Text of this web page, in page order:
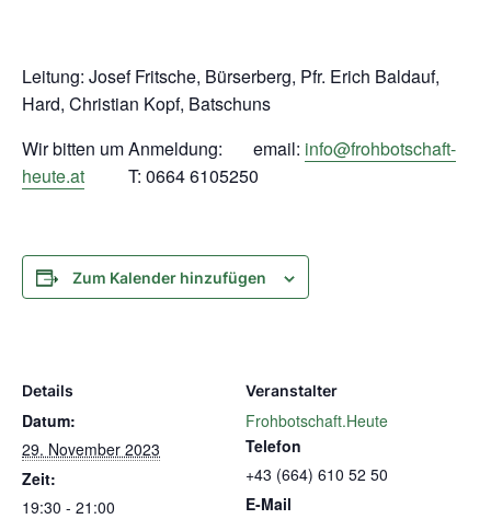
Leitung: Josef Fritsche, Bürserberg, Pfr. Erich Baldauf,
Hard, Christian Kopf, Batschuns
Wir bitten um Anmeldung: email: info@frohbotschaft-
heute.at T: 0664 6105250
Zum Kalender hinzufügen
Details
Datum:
29. November 2023
Zeit:
19:30 - 21:00
Veranstalter
Frohbotschaft.Heute
Telefon
+43 (664) 610 52 50
E-Mail